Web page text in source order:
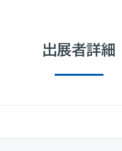
出展者詳細